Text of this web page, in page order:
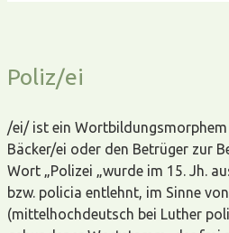
Poliz/ei
/ei/ ist ein Wortbildungsmorphem
Bäcker/ei oder den Betrüger zur
Wort „Polizei „wurde im 15. Jh.
bzw. policia entlehnt, im Sinne
(mittelhochdeutsch bei Luther